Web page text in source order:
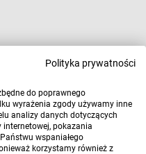
Polityka prywatności
do poprawnego
wyrażenia zgody używamy inne
analizy danych dotyczących
pokazania
wspaniałego
korzystamy również z